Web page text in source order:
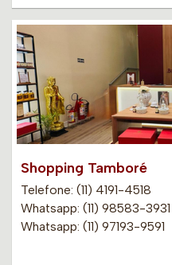
Shopping Tamboré
Telefone: (11) 4191-4518
Whatsapp: (11) 98583-3931
Whatsapp: (11) 97193-9591